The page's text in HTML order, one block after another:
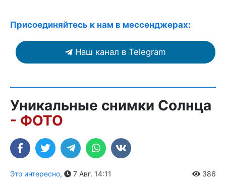
Присоединяйтесь к нам в мессенджерах:
Наш канал в Telegram
Уникальные снимки Солнца
- ФОТО
Это интересно, 7 Авг. 14:11 386